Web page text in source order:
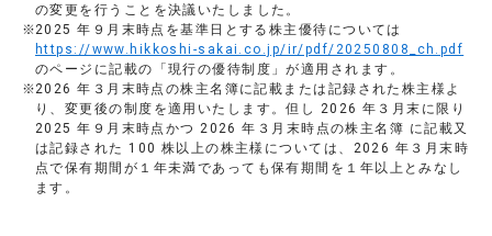
の変更を行うことを決議いたしました。
2025 年９月末時点を基準日とする株主優待については
https://www.hikkoshi-sakai.co.jp/ir/pdf/20250808_ch.pdf
のページに記載の「現行の優待制度」が適用されます。
2026 年３月末時点の株主名簿に記載または記録された株主様よ
り、変更後の制度を適用いたします。但し 2026 年３月末に限り
2025 年９月末時点かつ 2026 年３月末時点の株主名簿 に記載又
は記録された 100 株以上の株主様については、2026 年３月末時
点で保有期間が１年未満であっても保有期間を１年以上とみなし
ます。